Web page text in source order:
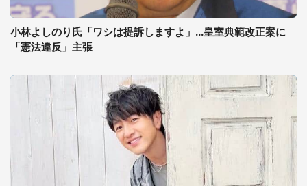
小林よしのり氏「ワシは提訴しますよ」...皇室典範改正案に
「憲法違反」主張